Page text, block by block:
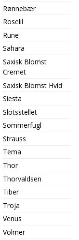
Rønnebær
Roselil
Rune
Sahara
Saxisk Blomst
Cremet
Saxisk Blomst Hvid
Siesta
Slotsstellet
Sommerfugl
Strauss
Tema
Thor
Thorvaldsen
Tiber
Troja
Venus
Volmer